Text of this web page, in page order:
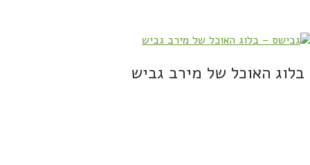
בלוג האוכל של מירב גביש